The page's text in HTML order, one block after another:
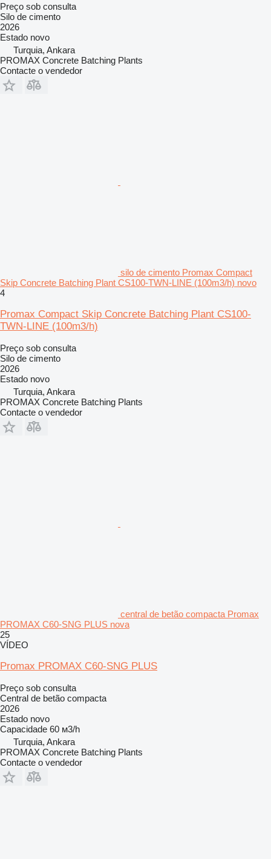
Preço sob consulta
Silo de cimento
2026
Estado novo
Turquia, Ankara
PROMAX Concrete Batching Plants
Contacte o vendedor
silo de cimento Promax Compact
Skip Concrete Batching Plant CS100-TWN-LINE (100m3/h) novo
4
Promax Compact Skip Concrete Batching Plant CS100-
TWN-LINE (100m3/h)
Preço sob consulta
Silo de cimento
2026
Estado novo
Turquia, Ankara
PROMAX Concrete Batching Plants
Contacte o vendedor
central de betão compacta Promax
PROMAX C60-SNG PLUS nova
25
VÍDEO
Promax PROMAX C60-SNG PLUS
Preço sob consulta
Central de betão compacta
2026
Estado novo
Capacidade 60 м3/h
Turquia, Ankara
PROMAX Concrete Batching Plants
Contacte o vendedor